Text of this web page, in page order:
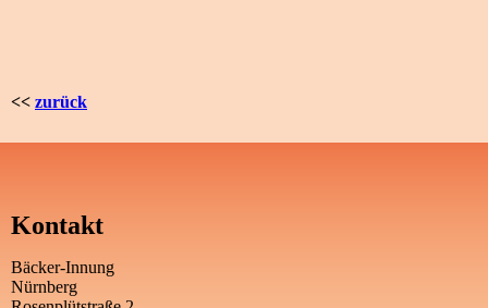
<< zurück
Kontakt
Bäcker-Innung
Nürnberg